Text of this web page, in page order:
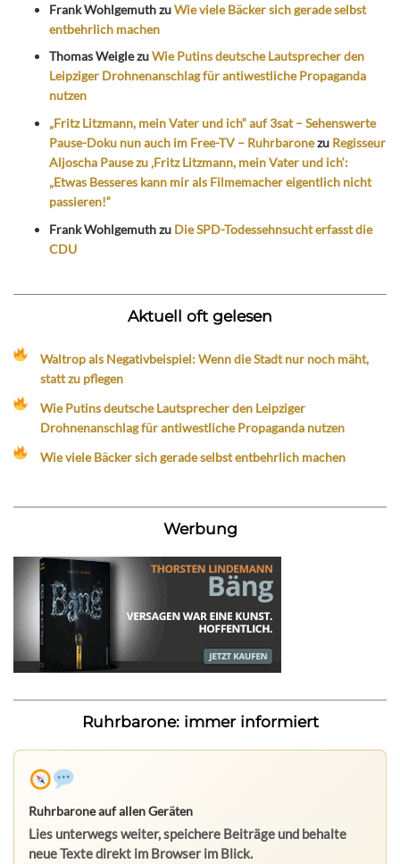
Frank WohlgemuthzuWie viele Bäcker sich gerade selbst
entbehrlich machen
Thomas WeiglezuWie Putins deutsche Lautsprecher den
Leipziger Drohnenanschlag für antiwestliche Propaganda
nutzen
„Fritz Litzmann, mein Vater und ich“ auf 3sat – Sehenswerte
Pause-Doku nun auch im Free-TV – Ruhrbaronezu Regisseur
Aljoscha Pause zu ‚Fritz Litzmann, mein Vater und ich‘:
„Etwas Besseres kann mir als Filmemacher eigentlich nicht
passieren!“
Frank Wohlgemuthzu Die SPD-Todessehnsucht erfasst die
CDU
Aktuell oft gelesen
Waltrop als Negativbeispiel: Wenn die Stadt nur noch mäht,
statt zu pflegen
Wie Putins deutsche Lautsprecher den Leipziger
Drohnenanschlag für antiwestliche Propaganda nutzen
Wie viele Bäcker sich gerade selbst entbehrlich machen
Werbung
Ruhrbarone: immer informiert
Ruhrbarone auf allen Geräten
Lies unterwegs weiter, speichere Beiträge und behalte
neue Texte direkt im Browser im Blick.